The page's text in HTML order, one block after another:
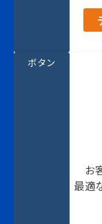
お
最適
ボタン